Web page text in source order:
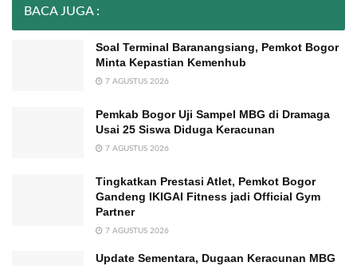
BACA JUGA :
Soal Terminal Baranangsiang, Pemkot Bogor
Minta Kepastian Kemenhub
7 AGUSTUS 2026
Pemkab Bogor Uji Sampel MBG di Dramaga
Usai 25 Siswa Diduga Keracunan
7 AGUSTUS 2026
Tingkatkan Prestasi Atlet, Pemkot Bogor
Gandeng IKIGAI Fitness jadi Official Gym
Partner
7 AGUSTUS 2026
Update Sementara, Dugaan Keracunan MBG